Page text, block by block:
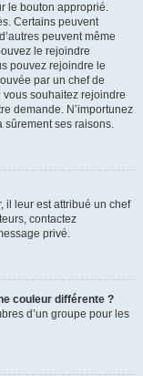
le bouton approprié.
Certains peuvent
peuvent même
le rejoindre
pouvez rejoindre le
par un chef de
souhaitez rejoindre
demande. N’importunez
sûrement ses raisons.
il leur est attribué un chef
contactez
privé.
couleur différente ?
d’un groupe pour les